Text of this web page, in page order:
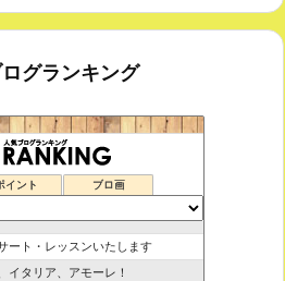
グランキング
イント ブロ画
れられない作品
来たもんだ
ート・レッスンいたします
イタリア、アモーレ！